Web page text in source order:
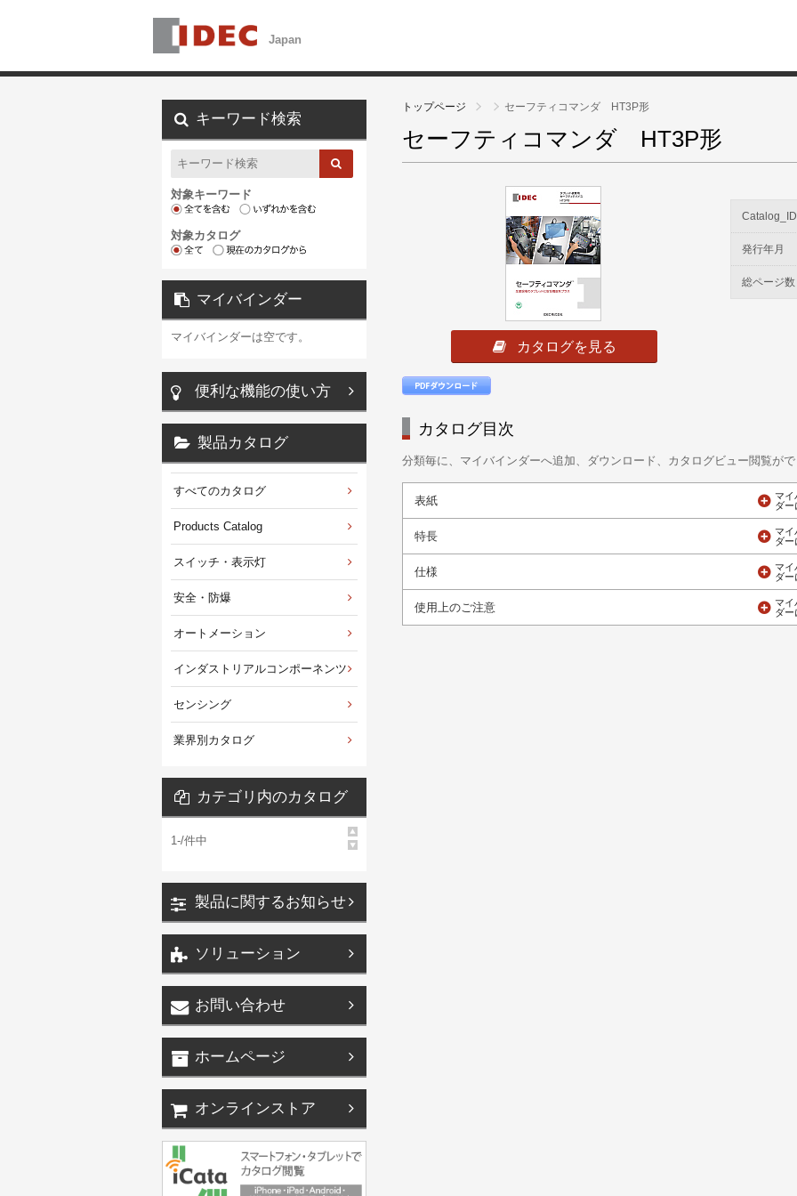
トップページ セーフティコマンダ HT3P形
セーフティコマンダ HT3P形
Catalog_ID
発行年月
総ページ数
カタログ目次
分類毎に、マイバインダーへ追加、ダウンロード、カタログビュー閲覧が
表紙
特長
仕様
使用上のご注意
キーワード検索
対象キーワード
対象カタログ
マイバインダー
マイバインダーは空です。
便利な機能の使い方
製品カタログ
すべてのカタログ
Products Catalog
スイッチ・表示灯
安全・防爆
オートメーション
インダストリアルコンポーネンツ
センシング
業界別カタログ
カテゴリ内のカタログ
1-/件中
製品に関するお知らせ
ソリューション
お問い合わせ
ホームページ
オンラインストア